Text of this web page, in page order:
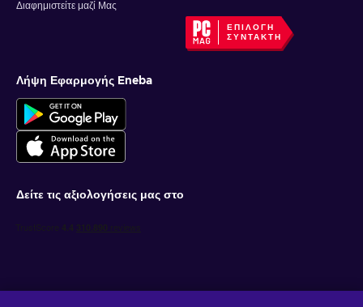
Διαφημιστείτε μαζί Μας
ΕΠΙΛΟΓΉ
ΣΥΝΤΆΚΤΗ
Λήψη Εφαρμογής Eneba
Δείτε τις αξιολογήσεις μας στο